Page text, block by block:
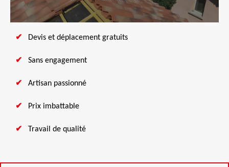
Devis et déplacement gratuits
Sans engagement
Artisan passionné
Prix imbattable
Travail de qualité